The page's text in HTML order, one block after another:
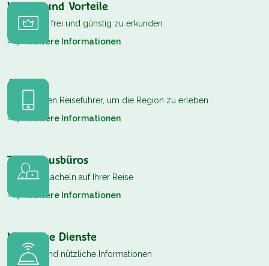
Karten und Vorteile
Karten, um frei und günstig zu erkunden.
Weitere Informationen
App
Ihre digitalen Reiseführer, um die Region zu erleben
Weitere Informationen
Tourismusbüros
Das erste Lächeln auf Ihrer Reise
Weitere Informationen
Nützliche Dienste
Kontakte und nützliche Informationen